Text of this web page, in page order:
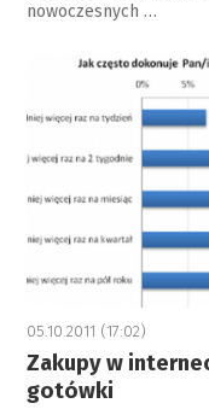
nowoczesnych …
05.10.2011 (17:02)
Zakupy w
gotówki